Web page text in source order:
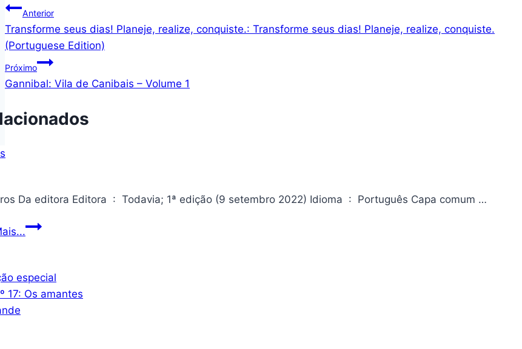
Navegação
de
Post
Anterior
Transforme seus dias! Planeje, realize, conquiste.: Transforme seus dias! Planeje, realize, conquiste.
(Portuguese Edition)
Próximo
Gannibal: Vila de Canibais – Volume 1
Monstros Da editora Editora ‏ : ‎ Todavia; 1ª edição (9 setembro 2022) Idioma ‏ : ‎ Português Capa comum ‏…
Monstros